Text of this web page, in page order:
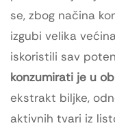
se, zbog načina
izgubi velika
iskoristili sav
konzumirati je u
ekstrakt biljke,
aktivnih tvari iz